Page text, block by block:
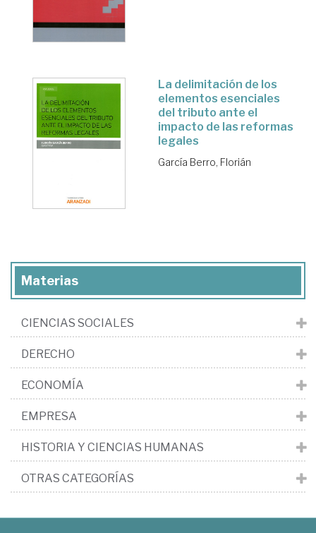
La delimitación de los
elementos esenciales
del tributo ante el
impacto de las reformas
legales
García Berro, Florián
Materias
CIENCIAS SOCIALES
DERECHO
ECONOMÍA
EMPRESA
HISTORIA Y CIENCIAS HUMANAS
OTRAS CATEGORÍAS